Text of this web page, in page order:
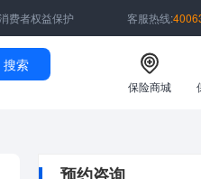
费者权益保护 客服热线:
搜索
保险商城
预约咨询